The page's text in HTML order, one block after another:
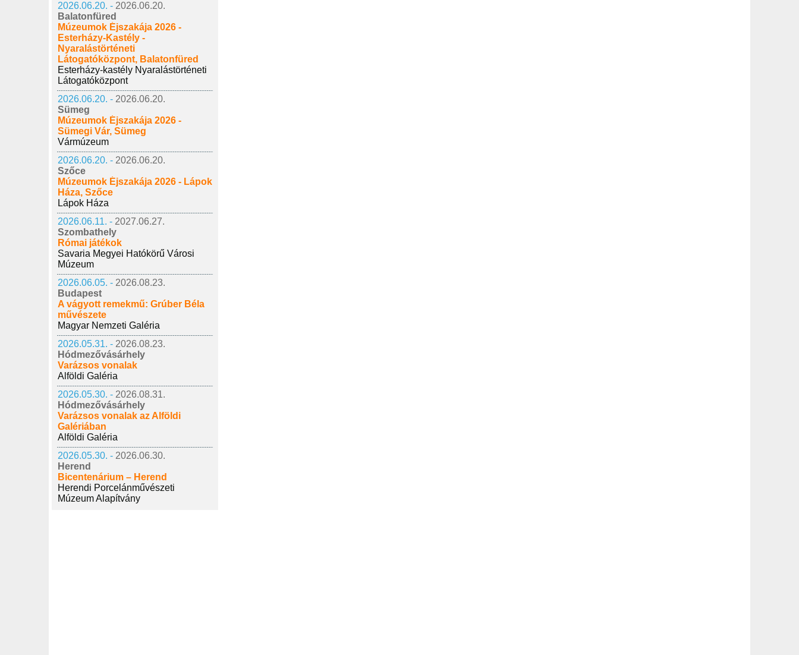
2026.06.20. - 2026.06.20.
Balatonfüred
Múzeumok Éjszakája 2026 -
Esterházy-Kastély -
Nyaralástörténeti
Látogatóközpont, Balatonfüred
Esterházy-kastély Nyaralástörténeti
Látogatóközpont
2026.06.20. - 2026.06.20.
Sümeg
Múzeumok Éjszakája 2026 -
Sümegi Vár, Sümeg
Vármúzeum
2026.06.20. - 2026.06.20.
Szőce
Múzeumok Éjszakája 2026 - Lápok
Háza, Szőce
Lápok Háza
2026.06.11. - 2027.06.27.
Szombathely
Római játékok
Savaria Megyei Hatókörű Városi
Múzeum
2026.06.05. - 2026.08.23.
Budapest
A vágyott remekmű: Grúber Béla
művészete
Magyar Nemzeti Galéria
2026.05.31. - 2026.08.23.
Hódmezővásárhely
Varázsos vonalak
Alföldi Galéria
2026.05.30. - 2026.08.31.
Hódmezővásárhely
Varázsos vonalak az Alföldi
Galériában
Alföldi Galéria
2026.05.30. - 2026.06.30.
Herend
Bicentenárium – Herend
Herendi Porcelánművészeti
Múzeum Alapítvány